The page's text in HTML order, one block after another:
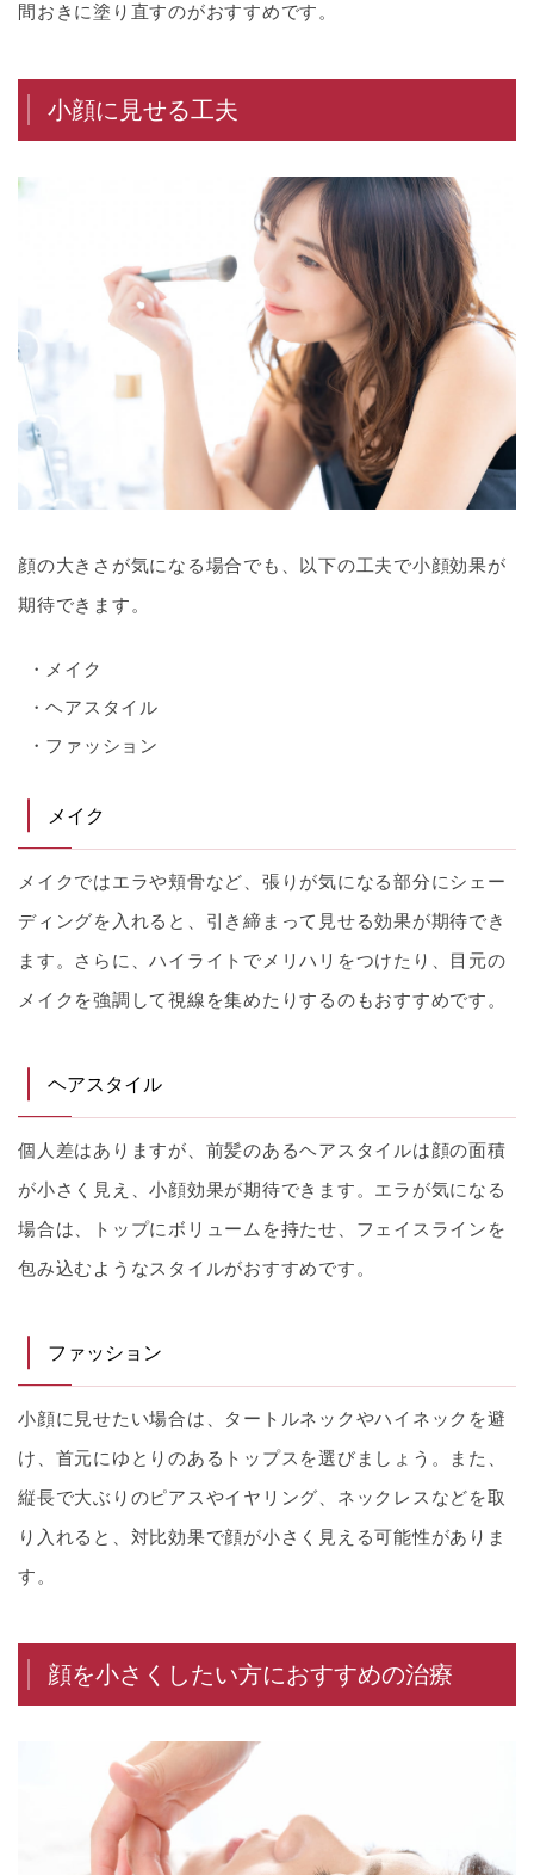
間おきに塗り直すのがおすすめです。
小顔に見せる工夫
顔の大きさが気になる場合でも、以下の工夫で小顔効果が
期待できます。
メイク
ヘアスタイル
ファッション
メイク
メイクではエラや頬骨など、張りが気になる部分にシェー
ディングを入れると、引き締まって見せる効果が期待でき
ます。さらに、ハイライトでメリハリをつけたり、目元の
メイクを強調して視線を集めたりするのもおすすめです。
ヘアスタイル
個人差はありますが、前髪のあるヘアスタイルは顔の面積
が小さく見え、小顔効果が期待できます。エラが気になる
場合は、トップにボリュームを持たせ、フェイスラインを
包み込むようなスタイルがおすすめです。
ファッション
小顔に見せたい場合は、タートルネックやハイネックを避
け、首元にゆとりのあるトップスを選びましょう。また、
縦長で大ぶりのピアスやイヤリング、ネックレスなどを取
り入れると、対比効果で顔が小さく見える可能性がありま
す。
顔を小さくしたい方におすすめの治療